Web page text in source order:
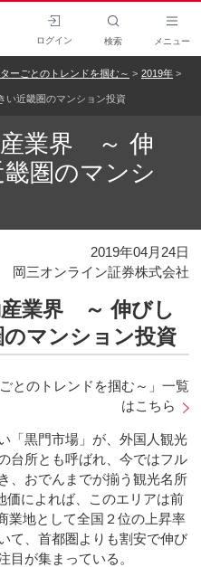
ログイン 検索 メニュー
ーごとのトレンドを掴む～ 2019年
い近畿圏のマンション投資
産業界 ～ 伸
圏のマンシ
2019年04月24日
岡三オンライン証券株式会社
産業界 ～ 伸びし
マンション投資
とのトレンドを掴む～」一覧
はこちら
「黒門市場」が、外国人観光
台所とも呼ばれ、今ではフル
、おでんまでが揃う観光名所
価によれば、このエリアは前
業地として全国２位の上昇率
て、首都圏よりも割安で伸び
目が集まっている。